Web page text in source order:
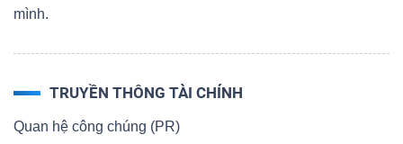
mình.
TRUYỀN THÔNG TÀI CHÍNH
Quan hệ công chúng (PR)